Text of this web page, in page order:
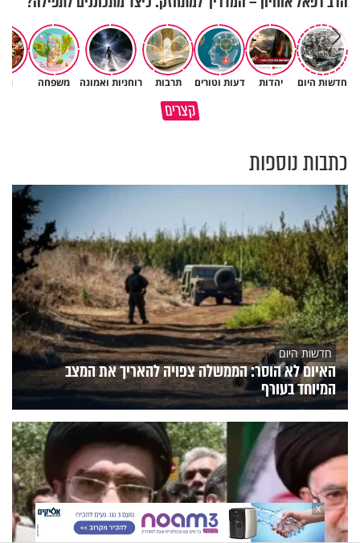
חדשות היום יהדות דעות וטורים תרבות רוחניות ואמונה משפחה
קצריםמדוע האמונה נמשלה למלח?
גם ׳הרע׳ זה הרחמים של בורא
כתבות נוספות
חדשות היום
האיום לא הוסר: הממשלה צפויה להאריך את המצב
המיוחד בעורף
X